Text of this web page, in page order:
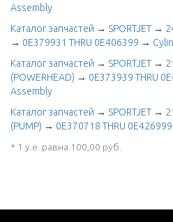
Assembly
Каталог запчастей → SPORTJET →
→ 0E379931 THRU 0E406399 →
Каталог запчастей → SPORTJET →
(POWERHEAD) → 0E373939 THRU
Assembly
Каталог запчастей → SPORTJET →
(PUMP) → 0E370718 THRU 0E426999
* 1 у.е. равна 100,00 руб.